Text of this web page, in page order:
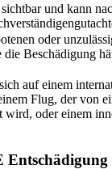
und kann
oder
Beschädigung
auf einem
Flug, der von
wird, oder einem